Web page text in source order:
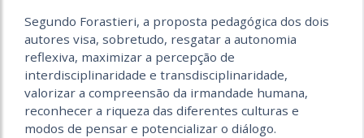
Segundo Forastieri, a proposta pedagógica dos dois
autores visa, sobretudo, resgatar a autonomia
reflexiva, maximizar a percepção de
interdisciplinaridade e transdisciplinaridade,
valorizar a compreensão da irmandade humana,
reconhecer a riqueza das diferentes culturas e
modos de pensar e potencializar o diálogo.